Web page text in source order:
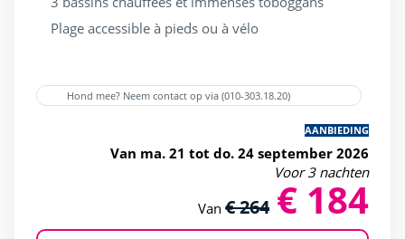
Plage accessible à pieds ou à vélo
Hond mee? Neem contact op via (010-303.18.20)
AANBIEDING
Van ma. 21 tot do. 24 september 2026
Voor 3 nachten
Van € 264 € 184